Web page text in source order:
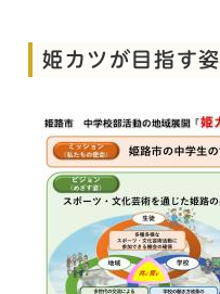
姫カツが目指す姿